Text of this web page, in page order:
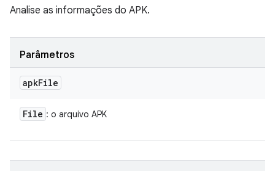
Analise as informações do APK.
Parâmetros
apkFile
File : o arquivo APK